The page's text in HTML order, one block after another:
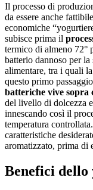
Il processo di
da essere anche
economiche
subisce prima il
termico di almeno 72°
batterio dannoso per
alimentare, tra i quali
questo primo
batteriche vive sopra
del livello di dolcezza
innescando così il
temperatura
caratteristiche
aromatizzato, prima di
Benefici dello